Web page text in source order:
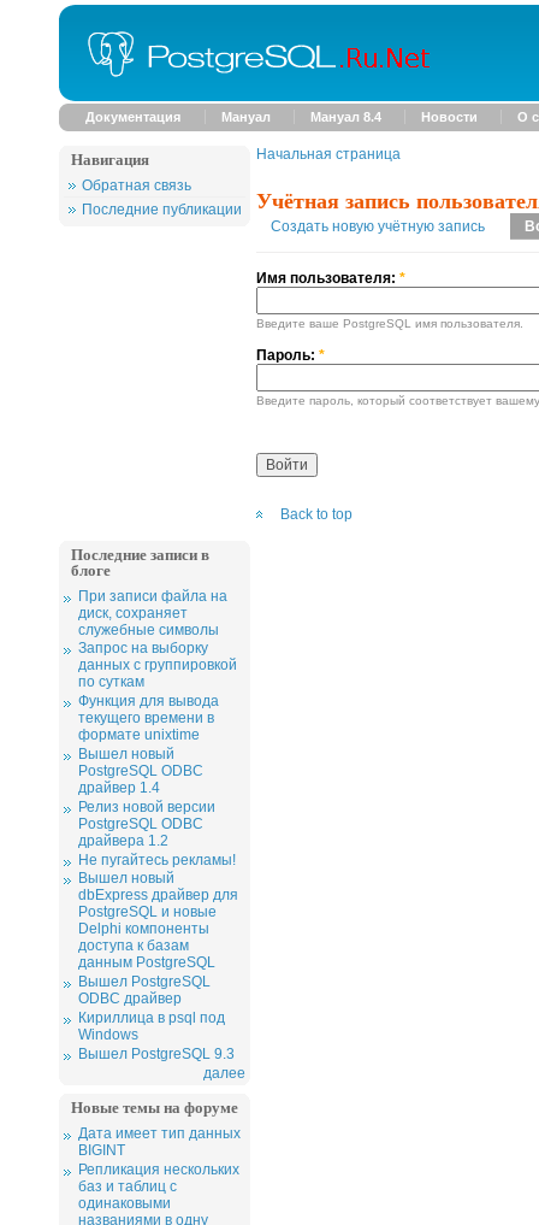
Документация Мануал Мануал 8.4 Новости О
Навигация
Обратная связь
Последние публикации
Начальная страница
Учётная запись
Создать новую учётную запись
Имя пользователя: *
Введите ваше PostgreSQL имя пользователя.
Пароль: *
Введите пароль, который соответствует
Back to top
Последние записи в
блоге
При записи файла на
диск, сохраняет
служебные символы
Запрос на выборку
данных с группировкой
по суткам
Функция для вывода
текущего времени в
формате unixtime
Вышел новый
PostgreSQL ODBC
драйвер 1.4
Релиз новой версии
PostgreSQL ODBC
драйвера 1.2
Не пугайтесь рекламы!
Вышел новый
dbExpress драйвер для
PostgreSQL и новые
Delphi компоненты
доступа к базам
данным PostgreSQL
Вышел PostgreSQL
ODBC драйвер
Кириллица в psql под
Windows
Вышел PostgreSQL 9.3
далее
Новые темы на форуме
Дата имеет тип данных
BIGINT
Репликация нескольких
баз и таблиц с
одинаковыми
названиями в одну